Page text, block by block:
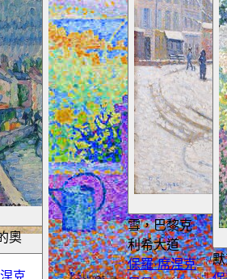
查看詳情
查看詳情
奧
克
雪，巴黎克
利希大道
保羅·席涅克